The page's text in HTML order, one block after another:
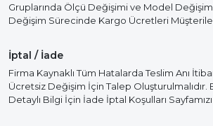
Gruplarında Ölçü Değişimi ve Model
Değişim Sürecinde Kargo Ücretleri
İptal / İade
Firma Kaynaklı Tüm Hatalarda Teslim Anı
Ücretsiz Değişim İçin Talep Oluşturulmalıdır.
Detaylı Bilgi İçin İade İptal Koşulları